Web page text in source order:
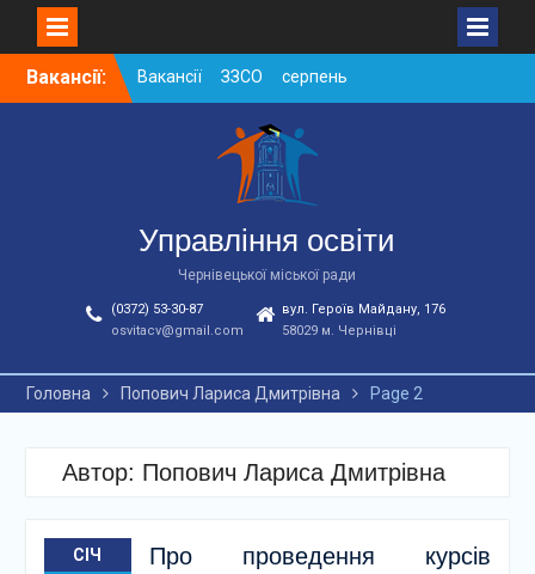
SkipВакансії:
Вакансії ЗЗСО серпень
2026
Вакансії ЗЗСО червень
Вакансії у ЗДО та
дошкільних підрозділах
ЗЗСО станом на
01.08.2026 р.
Управління освіти
Чернівецької міської ради
(0372) 53-30-87
osvitacv@gmail.com
вул. Героїв Майдану, 176
58029 м. Чернівці
Головна Попович Лариса Дмитрівна Page 2
Автор: Попович Лариса Дмитрівна
СІЧ
Про проведення курсів